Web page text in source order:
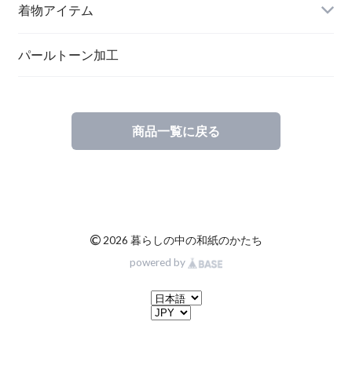
ブローチ
メッセージカード
一筆箋
ハンドメイドキット
着物アイテム
パールトーン加工
商品一覧に戻る
© 2026 暮らしの中の和紙のかたち
powered by